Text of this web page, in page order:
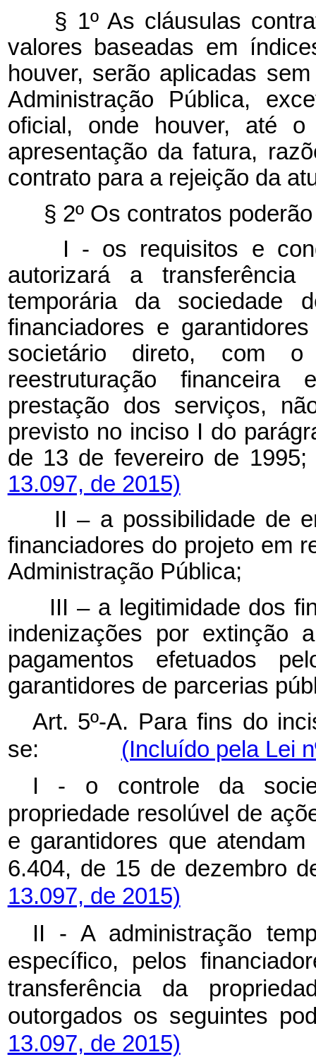
§ 1º As cláusulas
valores baseadas em
houver, serão aplicadas
Administração Pública,
oficial, onde houver, até
apresentação da fatura,
contrato para a rejeição da
§ 2º Os contratos
I - os requisitos e
autorizará a
temporária da sociedade
financiadores e
societário direto, com
reestruturação
prestação dos serviços,
previsto no inciso I do
de 13 de fevereiro de
13.097, de 2015)
II – a possibilidade de
financiadores do projeto em
Administração Pública;
III – a legitimidade dos
indenizações por extinção
pagamentos efetuados
garantidores de parcerias
Art. 5º-A. Para fins do
se: (Incluído pela Lei
I - o controle da
propriedade resolúvel de
e garantidores que
6.404, de 15 de
13.097, de 2015)
II - A administração
específico, pelos
transferência da
outorgados os
13.097, de 2015)